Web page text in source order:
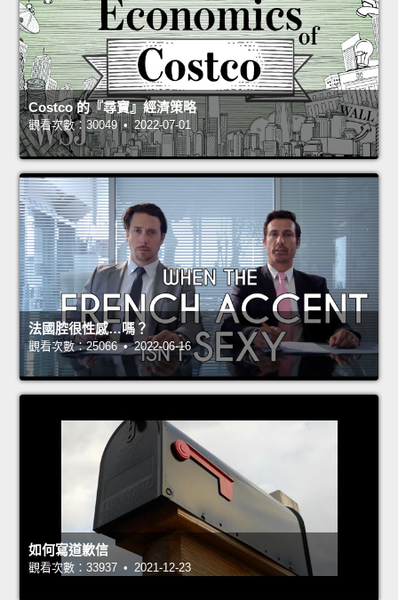
Costco 的『尋寶』經濟策略
觀看次數：30049 • 2022-07-01
法國腔很性感…嗎？
觀看次數：25066 • 2022-06-16
如何寫道歉信
觀看次數：33937 • 2021-12-23